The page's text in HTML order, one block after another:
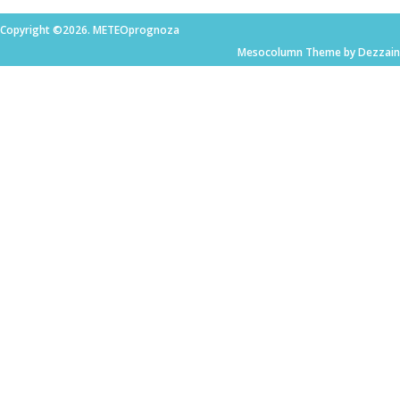
Copyright ©2026. METEOprognoza
Mesocolumn Theme by Dezzain